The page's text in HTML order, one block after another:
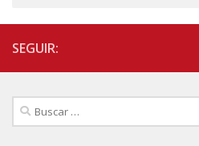
SEGUIR:
Buscar: